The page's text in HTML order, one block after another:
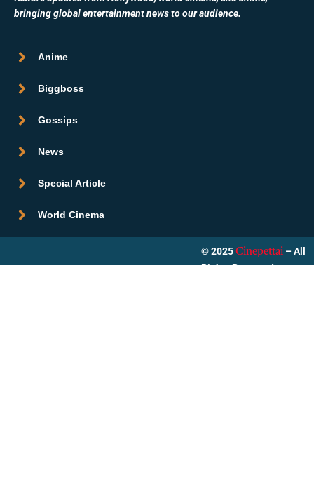
bringing global entertainment news to our audience.
Anime
Biggboss
Gossips
News
Special Article
World Cinema
© 2025 Cinepettai – All
Rights Reserved